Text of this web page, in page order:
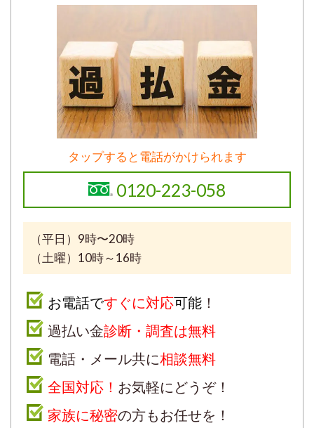
タップすると電話がかけられます
0120-223-058
（平日）9時〜20時
（土曜）10時～16時
お電話ですぐに対応可能！
過払い金診断・調査は無料
電話・メール共に相談無料
全国対応！ お気軽にどうぞ！
家族に秘密の方もお任せを！